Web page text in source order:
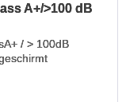
A+/>100 dB
/ > 100dB